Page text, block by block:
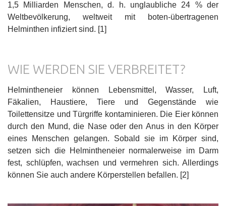
1,5 Milliarden Menschen, d. h. unglaubliche 24 % der
Weltbevölkerung, weltweit mit boten-übertragenen
Helminthen infiziert sind. [1]
WIE WERDEN SIE VERBREITET?
Helmintheneier können Lebensmittel, Wasser, Luft,
Fäkalien, Haustiere, Tiere und Gegenstände wie
Toilettensitze und Türgriffe kontaminieren. Die Eier können
durch den Mund, die Nase oder den Anus in den Körper
eines Menschen gelangen. Sobald sie im Körper sind,
setzen sich die Helmintheneier normalerweise im Darm
fest, schlüpfen, wachsen und vermehren sich. Allerdings
können Sie auch andere Körperstellen befallen. [2]